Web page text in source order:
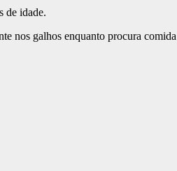
de idade.
nos galhos enquanto procura comida